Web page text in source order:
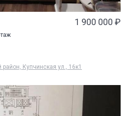
1 900 000 ₽
район, Купчинская ул., 16к1